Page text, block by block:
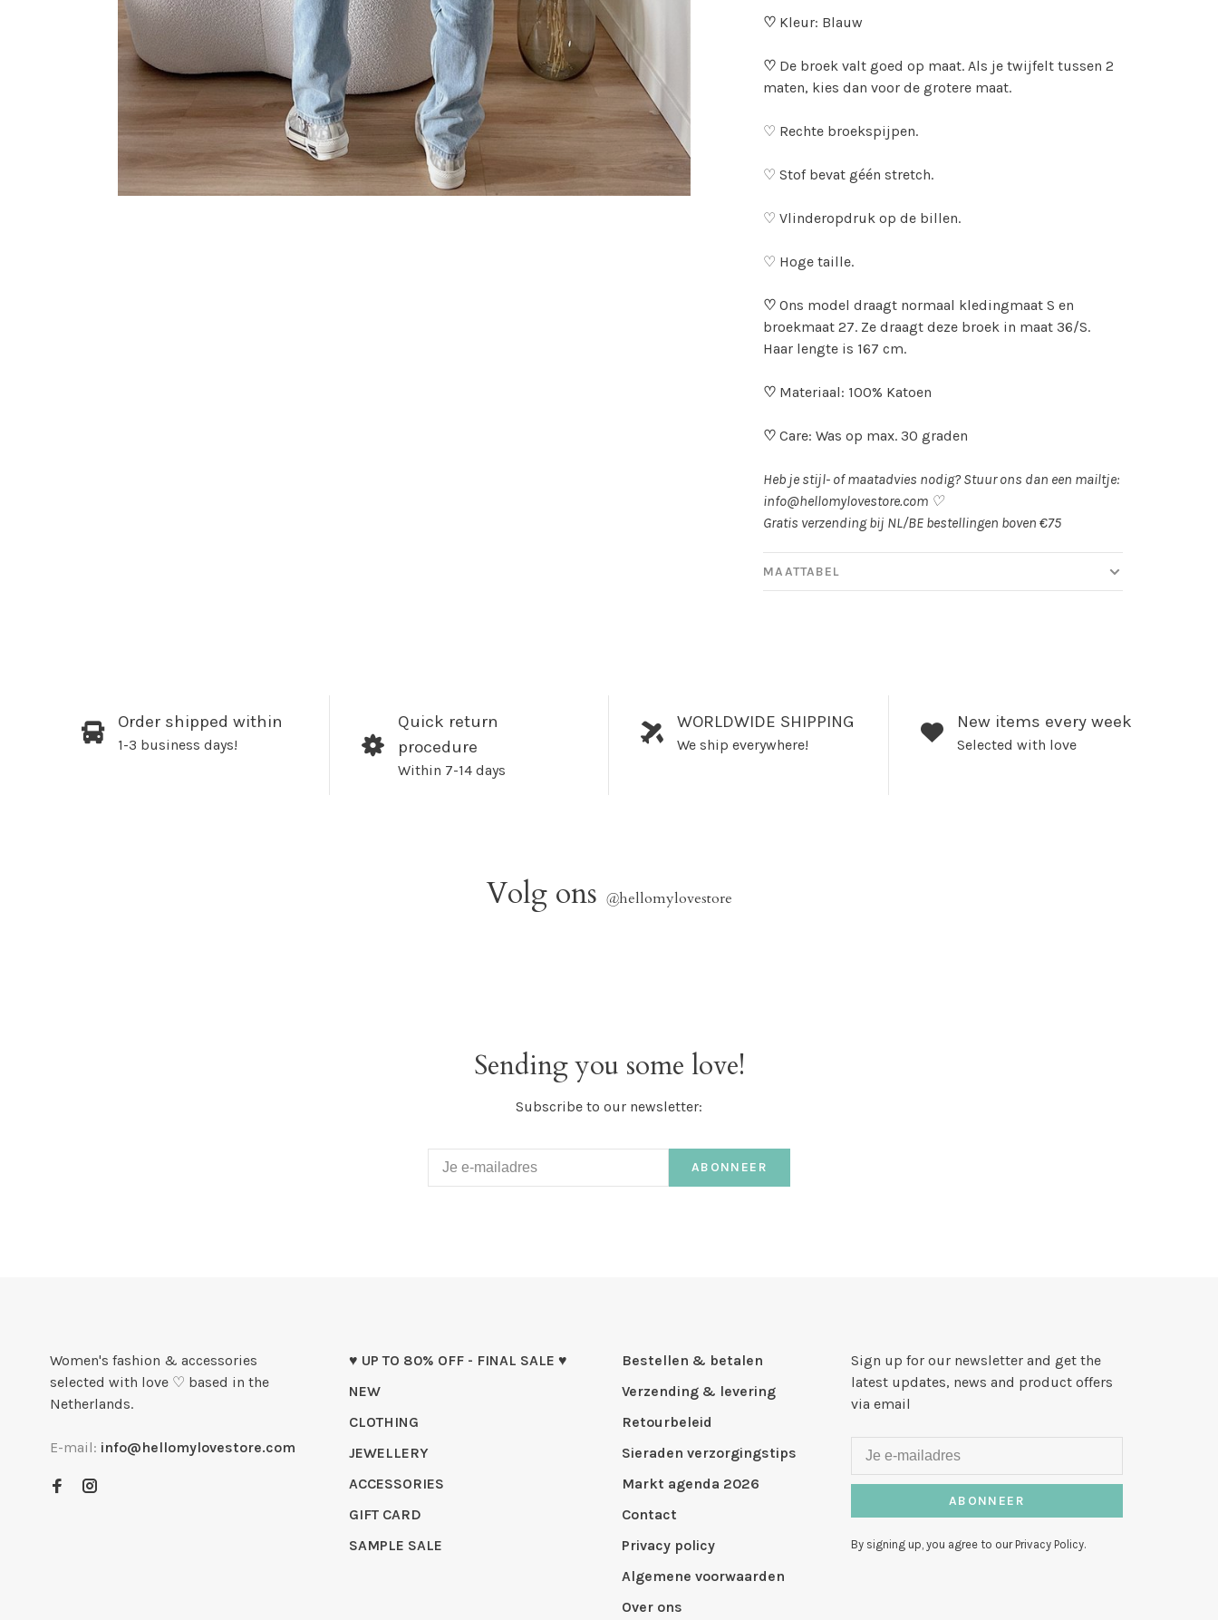
♡ Kleur: Blauw
♡ De broek valt goed op maat. Als je twijfelt tussen 2
maten, kies dan voor de grotere maat.
♡ Rechte broekspijpen.
♡ Stof bevat géén stretch.
♡ Vlinderopdruk op de billen.
♡ Hoge taille.
♡ Ons model draagt normaal kledingmaat S en
broekmaat 27. Ze draagt deze broek in maat 36/S.
Haar lengte is 167 cm.
♡ Materiaal: 100% Katoen
♡ Care: Was op max. 30 graden
Heb je stijl- of maatadvies nodig? Stuur ons dan een mailtje:
info@hellomylovestore.com ♡
Gratis verzending bij NL/BE bestellingen boven €75
MAATTABEL
Order shipped within
1-3 business days!
Quick return
procedure
Within 7-14 days
WORLDWIDE SHIPPING
We ship everywhere!
New items every week
Selected with love
Volg ons @hellomylovestore
Sending you some love!
Subscribe to our newsletter:
ABONNEER
Women's fashion & accessories
selected with love ♡ based in the
Netherlands.
E-mail: info@hellomylovestore.com
♥ UP TO 80% OFF - FINAL SALE ♥
NEW
CLOTHING
JEWELLERY
ACCESSORIES
GIFT CARD
SAMPLE SALE
Bestellen & betalen
Verzending & levering
Retourbeleid
Sieraden verzorgingstips
Markt agenda 2026
Contact
Privacy policy
Algemene voorwaarden
Over ons
Sign up for our newsletter and get the
latest updates, news and product offers
via email
ABONNEER
By signing up, you agree to our Privacy Policy.